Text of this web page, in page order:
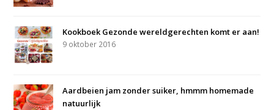
Kookboek Gezonde wereldgerechten komt er aan!
9 oktober 2016
Aardbeien jam zonder suiker, hmmm homemade
natuurlijk